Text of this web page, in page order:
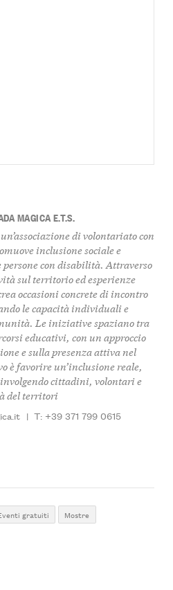
MAGICA E.T.S.
di volontariato con
inclusione sociale e
con disabilità. Attraverso
sul territorio ed esperienze
occasioni concrete di incontro
le capacità individuali e
Le iniziative spaziano tra
educativi, con un approccio
e sulla presenza attiva nel
è favorire un’inclusione reale,
cittadini, volontari e
del territori
| T: +39 371 799 0615
gratuiti Mostre